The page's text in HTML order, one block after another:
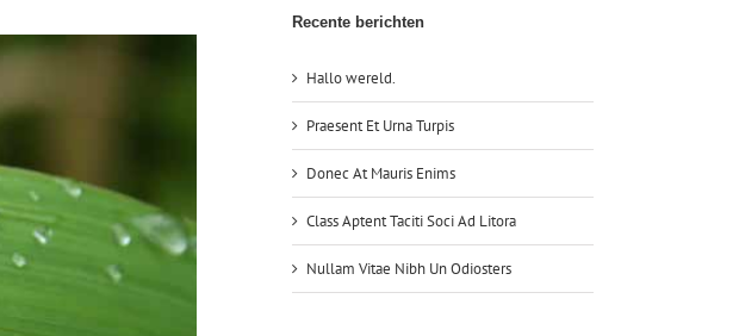
Recente berichten
Hallo wereld.
Praesent Et Urna Turpis
Donec At Mauris Enims
Class Aptent Taciti Soci Ad Litora
Nullam Vitae Nibh Un Odiosters